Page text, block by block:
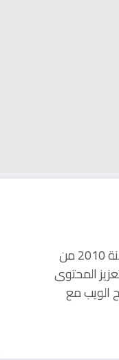
مدونة تقنية يوجد مقرها في المغرب, و قد تم تأسيسها في سنة 2010 من
المحتوى
الويب مع